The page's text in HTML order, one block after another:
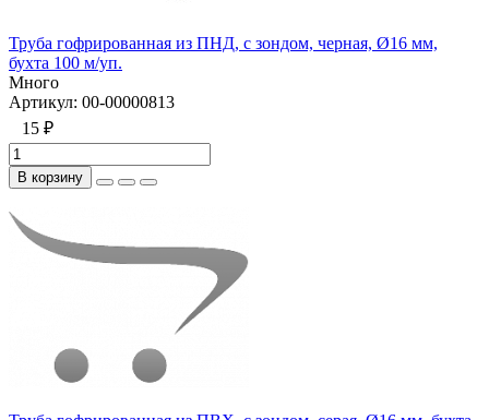
Труба гофрированная из ПНД, с зондом, черная, Ø16 мм,
бухта 100 м/уп.
Много
Артикул: 00-00000813
15 ₽
В корзину